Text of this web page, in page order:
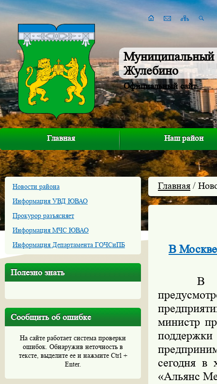
Муниципальный
Жулебино
Официальный сайт
Главная Наш район
Новости района
Информация УВД ЮВАО
Прокурор разъясняет
Информация МЧС ЮВАО
Информация Департамента ГОЧСиПБ
Полезно знать
Сообщить об ошибке
На сайте работает система проверки
ошибок. Обнаружив неточность в
тексте, выделите ее и нажмите Ctrl +
Enter.
Главная /
В Москве
В 2009
министр
сегодня в
«Альянс